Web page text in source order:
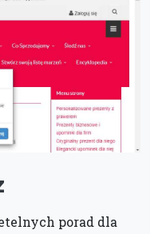
porad dla